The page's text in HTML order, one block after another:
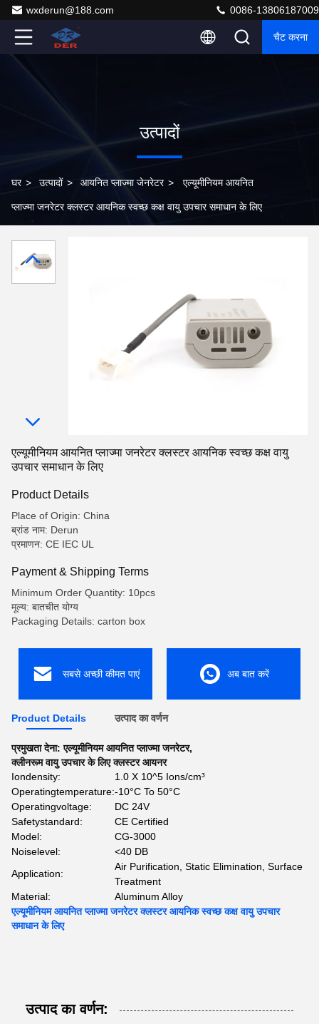
wxderun@188.com 0086-13806187009
चैट करना
उत्पादों
घर > उत्पादों > आयनित प्लाज्मा जेनरेटर > एल्यूमीनियम आयनित
प्लाज्मा जनरेटर क्लस्टर आयनिक स्वच्छ कक्ष वायु उपचार समाधान के लिए
एल्यूमीनियम आयनित प्लाज्मा जनरेटर क्लस्टर आयनिक स्वच्छ कक्ष वायु
उपचार समाधान के लिए
Product Details
Place of Origin: China
ब्रांड नाम: Derun
प्रमाणन: CE IEC UL
Payment & Shipping Terms
Minimum Order Quantity: 10pcs
मूल्य: बातचीत योग्य
Packaging Details: carton box
सबसे अच्छी कीमत पाएं अब बात करें
Product Details उत्पाद का वर्णन
प्रमुखता देना:एल्यूमीनियम आयनित प्लाज्मा जनरेटर,
क्लीनरूम वायु उपचार के लिए क्लस्टर आयनर
Iondensity:
1.0 X 10^5 Ions/cm³
Operatingtemperature:-10°C To 50°C
Operatingvoltage:
DC 24V
Safetystandard:
CE Certified
Model:
CG-3000
Noiselevel:
<40 DB
Application:
Air Purification, Static Elimination, Surface
Treatment
Material:
Aluminum Alloy
एल्यूमीनियम आयनित प्लाज्मा जनरेटर क्लस्टर आयनिक स्वच्छ कक्ष वायु उपचार
समाधान के लिए
उत्पाद का वर्णन: